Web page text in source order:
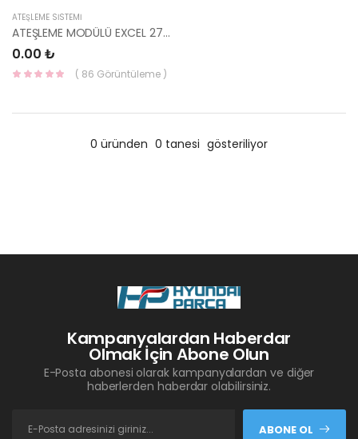
ATEŞLEME SİSTEMİ
ATEŞLEME MODÜLÜ EXCEL 27120-21020-HYUNDAI
0.00 ₺
( 86 Görüntüleme )
0 üründen 0 tanesi gösteriliyor
Kampanyalardan Haberdar
Olmak İçin Abone Olun
E-Posta abonesi olarak kampanyalardan ve diğer
haberlerden haberdar olabilirsiniz.
ABONE OL